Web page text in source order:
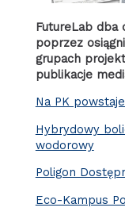
FutureLab dba
poprzez
grupach
publikacje
Na PK
Hybrydowy
wodorowy
Poligon
Eco-Kampus